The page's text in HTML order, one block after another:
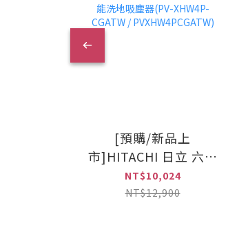
[預購/新品上
市]HITACHI 日立 六變
士6合1 數字顯示版 多
合一全能洗地吸塵器
NT$10,024
NT$12,900